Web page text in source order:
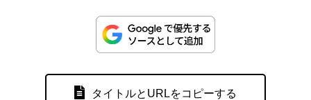
タイトルとURLをコピーする